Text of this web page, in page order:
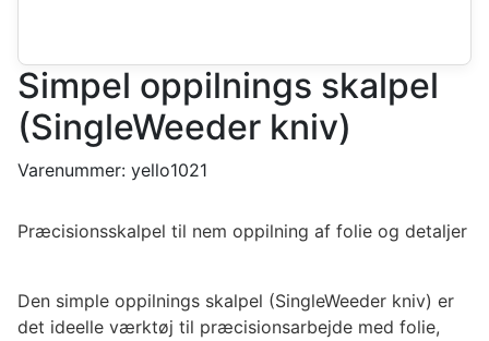
Simpel oppilnings skalpel
(SingleWeeder kniv)
Varenummer: yello1021
Præcisionsskalpel til nem oppilning af folie og detaljer
Den simple oppilnings skalpel (SingleWeeder kniv) er
det ideelle værktøj til præcisionsarbejde med folie,